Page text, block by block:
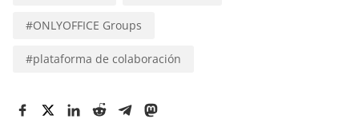
#ONLYOFFICE Groups
#plataforma de colaboración